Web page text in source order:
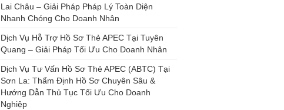
Lai Châu – Giải Pháp Pháp Lý Toàn Diện
Nhanh Chóng Cho Doanh Nhân
Dịch Vụ Hỗ Trợ Hồ Sơ Thẻ APEC Tại Tuyên
Quang – Giải Pháp Tối Ưu Cho Doanh Nhân
Dịch Vụ Tư Vấn Hồ Sơ Thẻ APEC (ABTC) Tại
Sơn La: Thẩm Định Hồ Sơ Chuyên Sâu &
Hướng Dẫn Thủ Tục Tối Ưu Cho Doanh
Nghiệp